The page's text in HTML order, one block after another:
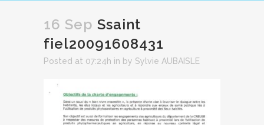
16 Sep Ssaint
fiel20091608431
Posted at 07:24h in by Sylvie AUBAISLE